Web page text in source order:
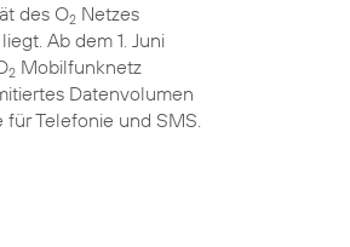
des O2 Netzes
Ab dem 1. Juni
2 Mobilfunknetz
Datenvolumen
Telefonie und SMS.